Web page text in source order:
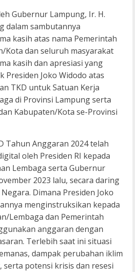
Gubernur Lampung, Ir. H.
dalam sambutannya
kasih atas nama Pemerintah
Kota dan seluruh masyarakat
kasih dan apresiasi yang
Presiden Joko Widodo atas
TKD untuk Satuan Kerja
di Provinsi Lampung serta
Kabupaten/Kota se-Provinsi
Tahun Anggaran 2024 telah
oleh Presiden RI kepada
Lembaga serta Gubernur
2023 lalu, secara daring
Dimana Presiden Joko
menginstruksikan kepada
Lembaga dan Pemerintah
anggaran dengan
Terlebih saat ini situasi
dampak perubahan iklim
potensi krisis dan resesi